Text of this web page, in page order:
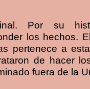
Por su
los hechos.
pertenece a
de hacer
fuera de la